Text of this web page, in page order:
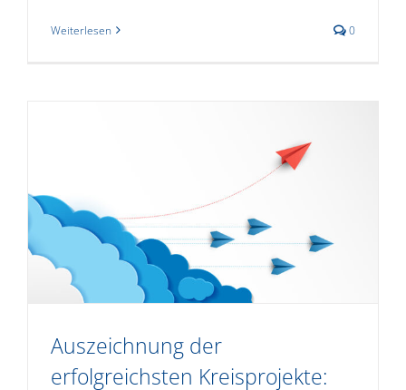
Weiterlesen 0
Auszeichnung der
erfolgreichsten Kreisprojekte: